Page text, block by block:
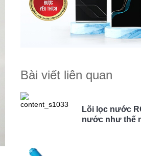
Bài viết liên quan
Lõi lọc nước
nước như thế